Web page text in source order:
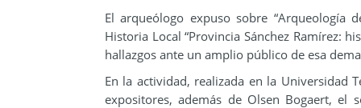
El arqueólogo expuso sobre “Arqueología
Historia Local “Provincia Sánchez Ramírez:
hallazgos ante un amplio público de esa
En la actividad, realizada en la Universidad
expositores, además de Olsen Bogaert, el